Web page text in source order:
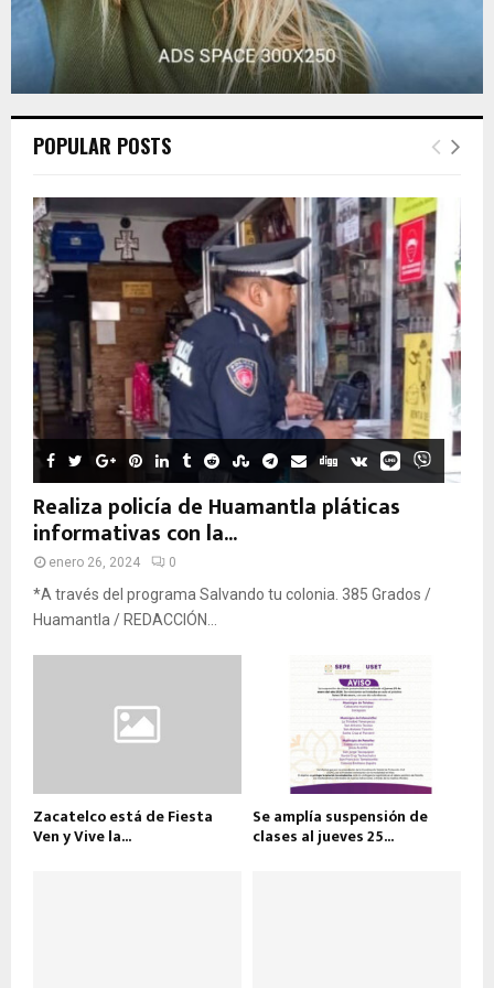
POPULAR POSTS
Realiza policía de Huamantla pláticas
informativas con la...
enero 26, 2024 0
*A través del programa Salvando tu colonia. 385 Grados /
Huamantla / REDACCIÓN...
Zacatelco está de Fiesta
Ven y Vive la...
Se amplía suspensión de
clases al jueves 25...